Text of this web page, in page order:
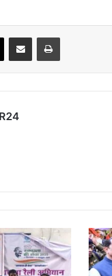
माँ
का
आ
शी